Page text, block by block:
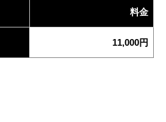
料金
11,000円